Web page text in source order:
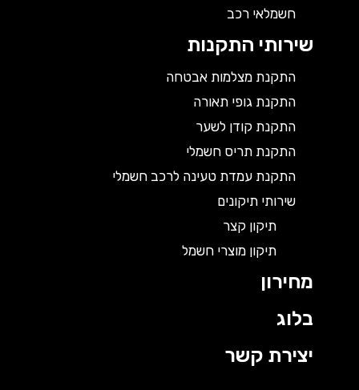
חשמלאי רכב
שירותי התקנות
התקנת מצלמות אבטחה
התקנת גופי תאורה
התקנת קודן לשער
התקנת תריס חשמלי
התקנת עמדת טעינה לרכב חשמלי
שירותי תיקונים
תיקון קצר
תיקון מוצרי חשמל
מחירון
בלוג
יצירת קשר